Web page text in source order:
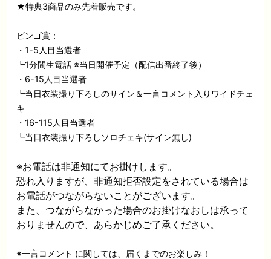
★特典3商品のみ先着販売です。
ビンゴ賞：
・1-5人目当選者
┗1分間生電話 ※当日開催予定（配信出番終了後）
・6-15人目当選者
┗当日衣装撮り下ろしのサイン＆一言コメント入りワイドチェ
キ
・16-115人目当選者
┗当日衣装撮り下ろしソロチェキ(サイン無し)
※お電話は非通知にてお掛けします。
恐れ入りますが、非通知拒否設定をされている場合は
お電話がつながらないことがございます。
また、つながらなかった場合のお掛けなおしは承って
おりませんので、あらかじめご了承ください。
※一言コメント に関しては、届くまでのお楽しみ！